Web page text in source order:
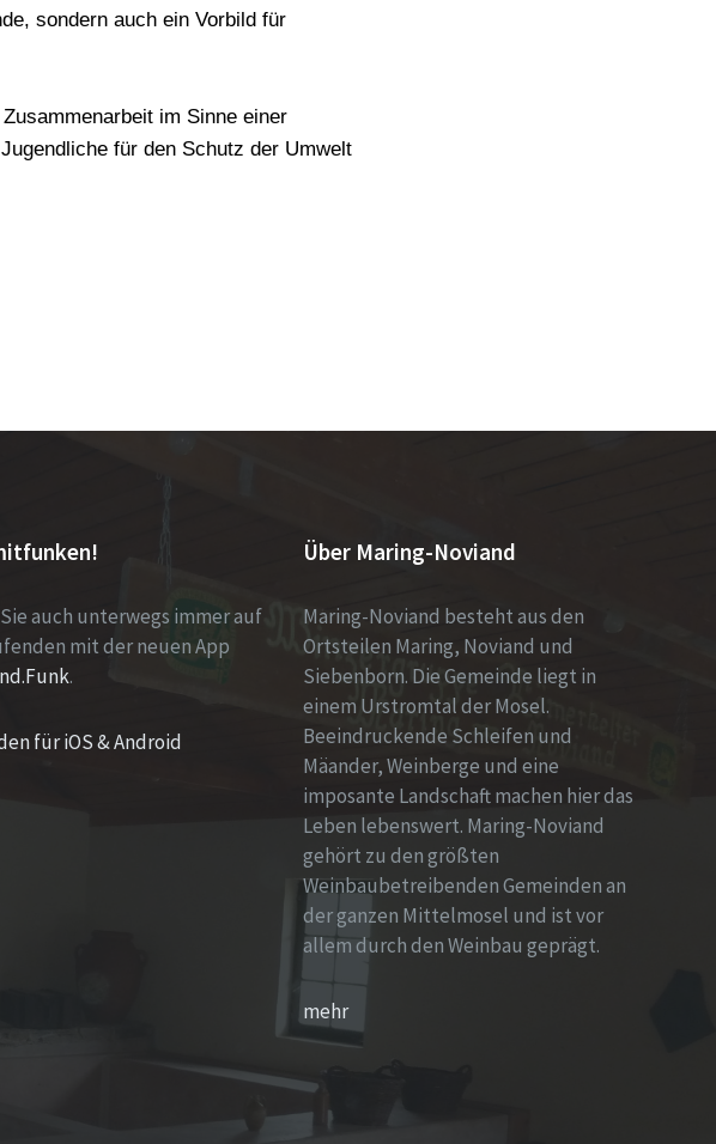
sondern auch ein Vorbild für
im Sinne einer
für den Schutz der Umwelt
auch unterwegs immer auf
mit der neuen App
.
für iOS & Android
Über Maring-Noviand
Maring-Noviand besteht aus den
Ortsteilen Maring, Noviand und
Siebenborn. Die Gemeinde liegt in
einem Urstromtal der Mosel.
Beeindruckende Schleifen und
Mäander, Weinberge und eine
imposante Landschaft machen hier das
Leben lebenswert. Maring-Noviand
gehört zu den größten
Weinbaubetreibenden Gemeinden an
der ganzen Mittelmosel und ist vor
allem durch den Weinbau geprägt.
mehr